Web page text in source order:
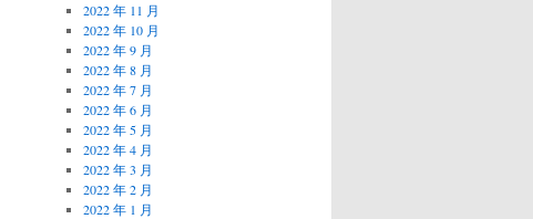
2022 年 11 月
2022 年 10 月
2022 年 9 月
2022 年 8 月
2022 年 7 月
2022 年 6 月
2022 年 5 月
2022 年 4 月
2022 年 3 月
2022 年 2 月
2022 年 1 月